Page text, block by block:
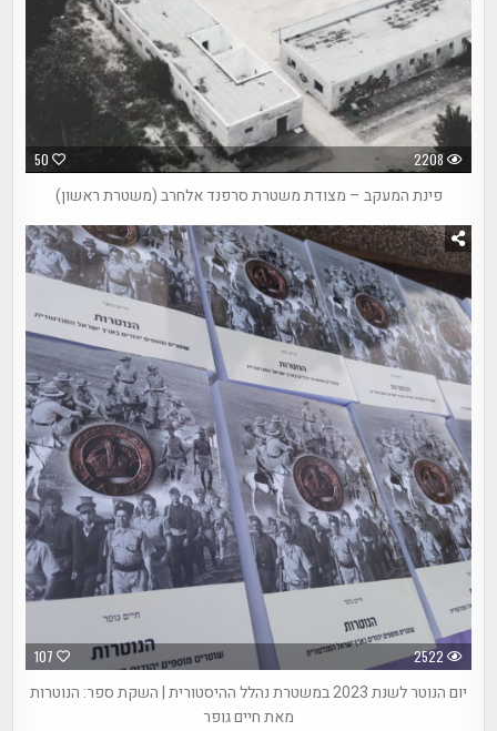
50 2208
פינת המעקב – מצודת משטרת סרפנד אלחרב (משטרת ראשון)
107 2522
יום הנוטר לשנת 2023 במשטרת נהלל ההיסטורית | השקת ספר: הנוטרות
מאת חיים גופר